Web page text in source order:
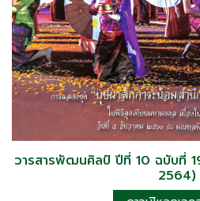
วารสารพัฒนศิลป์ ปีที่ 10 ฉบับที่
2564)